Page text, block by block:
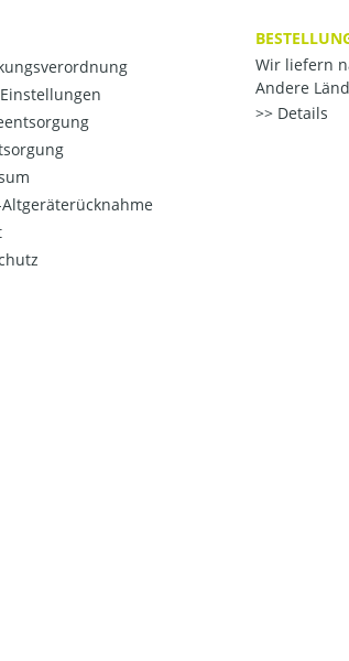
Wir liefern
Andere
Details